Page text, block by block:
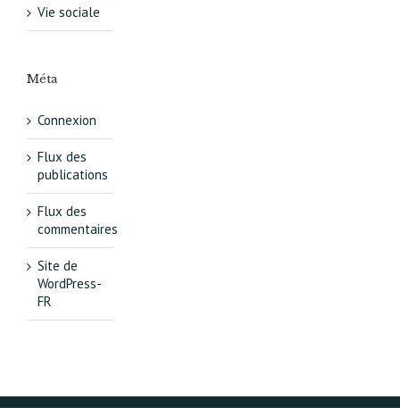
Vie sociale
Méta
Connexion
Flux des
publications
Flux des
commentaires
Site de
WordPress-
FR